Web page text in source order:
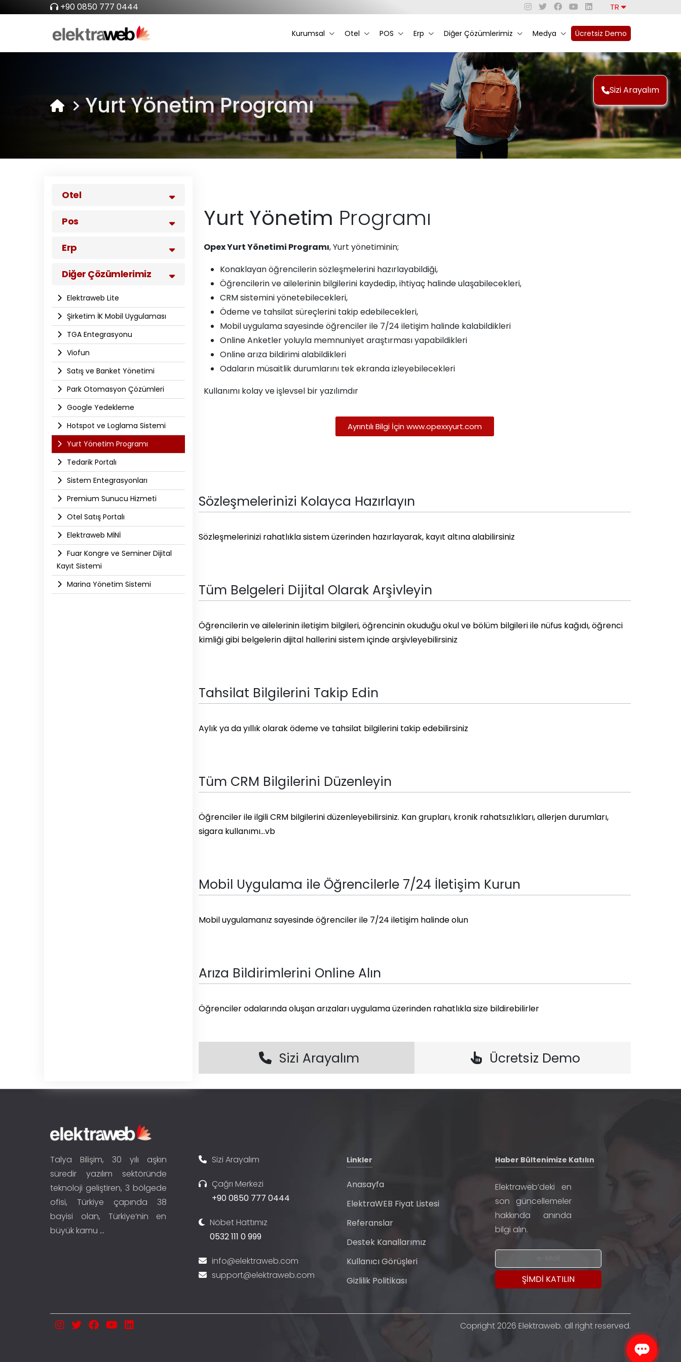
+90 0850 777 0444 TR
Kurumsal Otel POS Erp Diğer Çözümlerimiz Medya Ücretsiz Demo
Sizi Arayalım
Yurt Yönetim Programı
Otel
Pos
Erp
Diğer Çözümlerimiz
Elektraweb Lite
Şirketim İK Mobil Uygulaması
TGA Entegrasyonu
Viofun
Satış ve Banket Yönetimi
Park Otomasyon Çözümleri
Google Yedekleme
Hotspot ve Loglama Sistemi
Yurt Yönetim Programı
Tedarik Portalı
Sistem Entegrasyonları
Premium Sunucu Hizmeti
Otel Satış Portalı
Elektraweb MİNİ
Fuar Kongre ve Seminer Dijital
Kayıt Sistemi
Marina Yönetim Sistemi
Yurt Yönetim Programı
Opex Yurt Yönetimi Programı, Yurt yönetiminin;
Konaklayan öğrencilerin sözleşmelerini hazırlayabildiği,
Öğrencilerin ve ailelerinin bilgilerini kaydedip, ihtiyaç halinde ulaşabilecekleri,
CRM sistemini yönetebilecekleri,
Ödeme ve tahsilat süreçlerini takip edebilecekleri,
Mobil uygulama sayesinde öğrenciler ile 7/24 iletişim halinde kalabildikleri
Online Anketler yoluyla memnuniyet araştırması yapabildikleri
Online arıza bildirimi alabildikleri
Odaların müsaitlik durumlarını tek ekranda izleyebilecekleri
Kullanımı kolay ve işlevsel bir yazılımdır
Ayrıntılı Bilgi İçin www.opexxyurt.com
Sözleşmelerinizi Kolayca Hazırlayın
Sözleşmelerinizi rahatlıkla sistem üzerinden hazırlayarak, kayıt altına alabilirsiniz
Tüm Belgeleri Dijital Olarak Arşivleyin
Öğrencilerin ve ailelerinin iletişim bilgileri, öğrencinin okuduğu okul ve bölüm bilgileri ile nüfus kağıdı, öğrenci
kimliği gibi belgelerin dijital hallerini sistem içinde arşivleyebilirsiniz
Tahsilat Bilgilerini Takip Edin
Aylık ya da yıllık olarak ödeme ve tahsilat bilgilerini takip edebilirsiniz
Tüm CRM Bilgilerini Düzenleyin
Öğrenciler ile ilgili CRM bilgilerini düzenleyebilirsiniz. Kan grupları, kronik rahatsızlıkları, allerjen durumları,
sigara kullanımı…vb
Mobil Uygulama ile Öğrencilerle 7/24 İletişim Kurun
Mobil uygulamanız sayesinde öğrenciler ile 7/24 iletişim halinde olun
Arıza Bildirimlerini Online Alın
Öğrenciler odalarında oluşan arızaları uygulama üzerinden rahatlıkla size bildirebilirler
Sizi Arayalım Ücretsiz Demo
Talya Bilişim, 30 yılı aşkın
süredir yazılım sektöründe
teknoloji geliştiren, 3 bölgede
ofisi, Türkiye çapında 38
bayisi olan, Türkiye’nin en
büyük kamu ...
Sizi Arayalım
Çağrı Merkezi
+90 0850 777 0444
Nöbet Hattımız
0532 111 0 999
info@elektraweb.com
support@elektraweb.com
Linkler
Anasayfa
ElektraWEB Fiyat Listesi
Referanslar
Destek Kanallarımız
Kullanıcı Görüşleri
Gizlilik Politikası
Haber Bültenimize Katılın
Elektraweb’deki en
son güncellemeler
hakkında anında
bilgi alın.
Copright 2026 Elektraweb. all right reserved.